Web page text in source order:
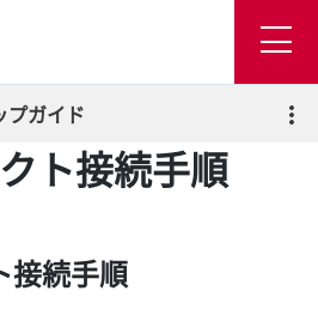
プガイド
ト接続手順
接続手順